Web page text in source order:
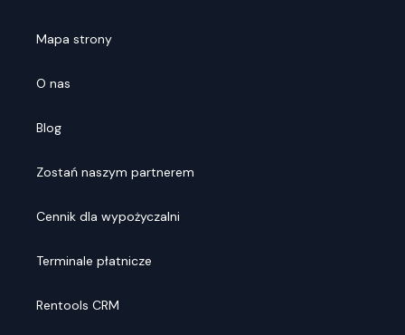
Mapa strony
O nas
Blog
Zostań naszym partnerem
Cennik dla wypożyczalni
Terminale płatnicze
Rentools CRM